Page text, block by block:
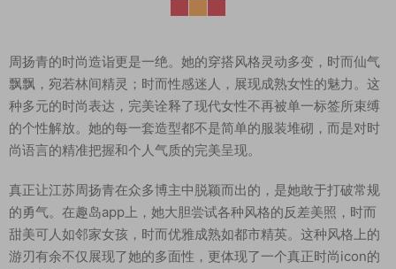
周扬青的时尚造诣更是一绝。她的穿搭风格灵动多变，时而仙气
飘飘，宛若林间精灵；时而性感迷人，展现成熟女性的魅力。这
种多元的时尚表达，完美诠释了现代女性不再被单一标签所束缚
的个性解放。她的每一套造型都不是简单的服装堆砌，而是对时
尚语言的精准把握和个人气质的完美呈现。
真正让江苏周扬青在众多博主中脱颖而出的，是她敢于打破常规
的勇气。在趣岛app上，她大胆尝试各种风格的反差美照，时而
甜美可人如邻家女孩，时而优雅成熟如都市精英。这种风格上的
游刃有余不仅展现了她的多面性，更体现了一个真正时尚icon的